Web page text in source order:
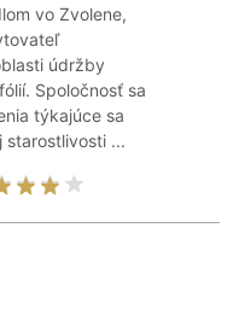
vo Zvolene,
údržby
Spoločnosť sa
týkajúce sa
starostlivosti ...